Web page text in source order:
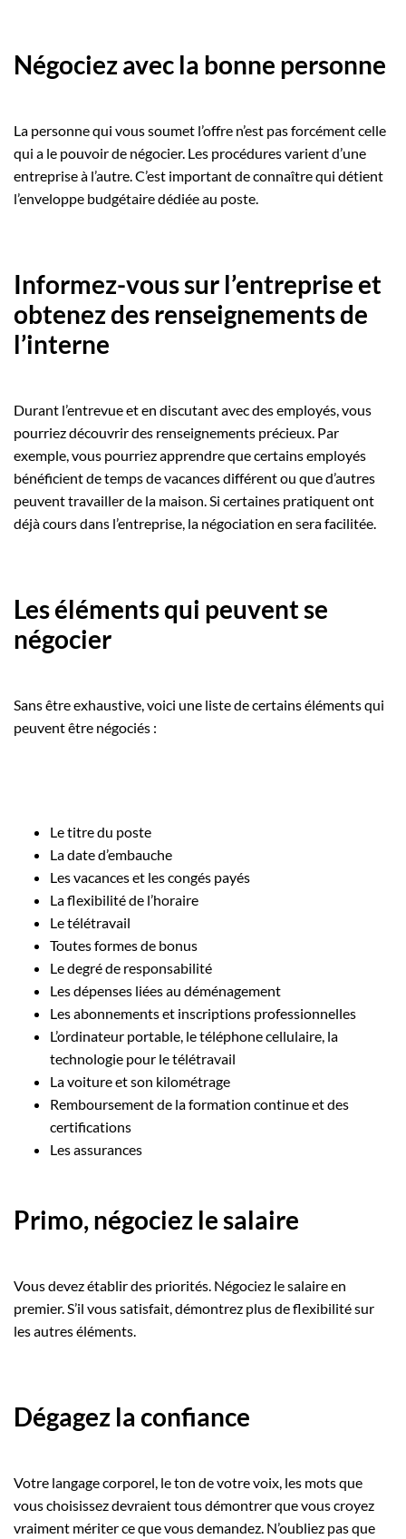
Négociez avec la bonne personne
La personne qui vous soumet l’offre n’est pas forcément celle
qui a le pouvoir de négocier. Les procédures varient d’une
entreprise à l’autre. C’est important de connaître qui détient
l’enveloppe budgétaire dédiée au poste.
Informez-vous sur l’entreprise et
obtenez des renseignements de
l’interne
Durant l’entrevue et en discutant avec des employés, vous
pourriez découvrir des renseignements précieux. Par
exemple, vous pourriez apprendre que certains employés
bénéficient de temps de vacances différent ou que d’autres
peuvent travailler de la maison. Si certaines pratiquent ont
déjà cours dans l’entreprise, la négociation en sera facilitée.
Les éléments qui peuvent se
négocier
Sans être exhaustive, voici une liste de certains éléments qui
peuvent être négociés :
Le titre du poste
La date d’embauche
Les vacances et les congés payés
La flexibilité de l’horaire
Le télétravail
Toutes formes de bonus
Le degré de responsabilité
Les dépenses liées au déménagement
Les abonnements et inscriptions professionnelles
L’ordinateur portable, le téléphone cellulaire, la
technologie pour le télétravail
La voiture et son kilométrage
Remboursement de la formation continue et des
certifications
Les assurances
Primo, négociez le salaire
Vous devez établir des priorités. Négociez le salaire en
premier. S’il vous satisfait, démontrez plus de flexibilité sur
les autres éléments.
Dégagez la confiance
Votre langage corporel, le ton de votre voix, les mots que
vous choisissez devraient tous démontrer que vous croyez
vraiment mériter ce que vous demandez. N’oubliez pas que